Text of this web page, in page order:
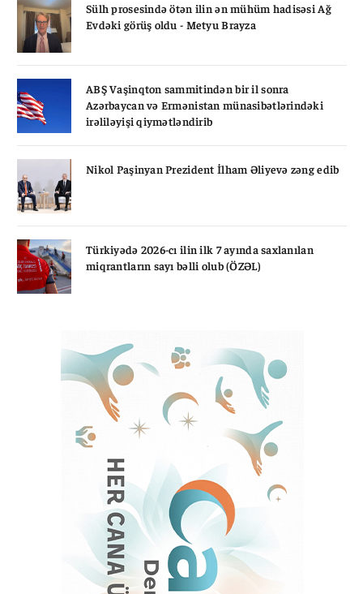
Sülh prosesində ötən ilin ən mühüm hadisəsi Ağ
Evdəki görüş oldu - Metyu Brayza
ABŞ Vaşinqton sammitindən bir il sonra
Azərbaycan və Ermənistan münasibətlərindəki
irəliləyişi qiymətləndirib
Nikol Paşinyan Prezident İlham Əliyevə zəng edib
Türkiyədə 2026-cı ilin ilk 7 ayında saxlanılan
miqrantların sayı bəlli olub (ÖZƏL)